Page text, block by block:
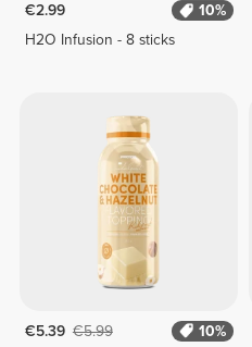
€2.99
10%
H2O Infusion - 8 sticks
€5.39 €5.99
10%